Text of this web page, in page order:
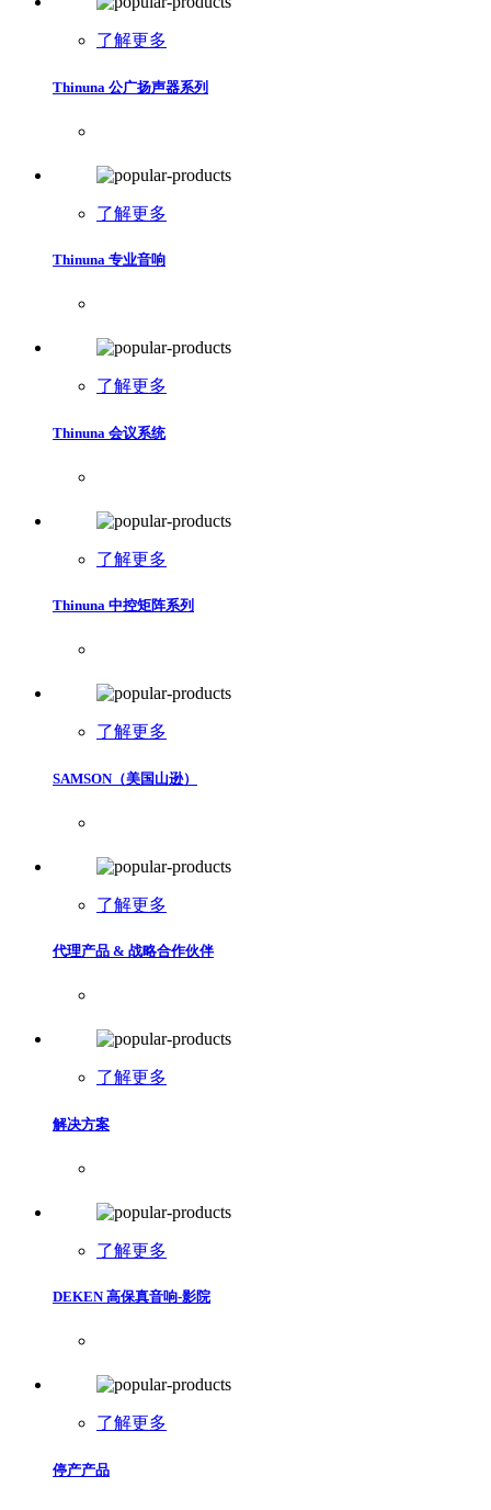
了解更多
Thinuna 公广扬声器系列
了解更多
Thinuna 专业音响
了解更多
Thinuna 会议系统
了解更多
Thinuna 中控矩阵系列
了解更多
SAMSON（美国山逊）
了解更多
代理产品 & 战略合作伙伴
了解更多
解决方案
了解更多
DEKEN 高保真音响-影院
了解更多
停产产品